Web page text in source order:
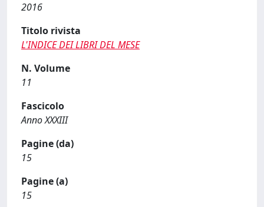
2016
Titolo rivista
L'INDICE DEI LIBRI DEL MESE
N. Volume
11
Fascicolo
Anno XXXIII
Pagine (da)
15
Pagine (a)
15